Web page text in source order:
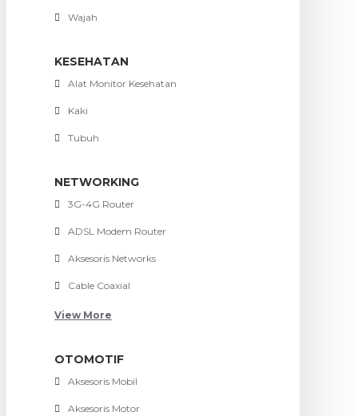
Wajah
KESEHATAN
Alat Monitor Kesehatan
Kaki
Tubuh
NETWORKING
3G-4G Router
ADSL Modem Router
Aksesoris Networks
Cable Coaxial
View More
OTOMOTIF
Aksesoris Mobil
Aksesoris Motor